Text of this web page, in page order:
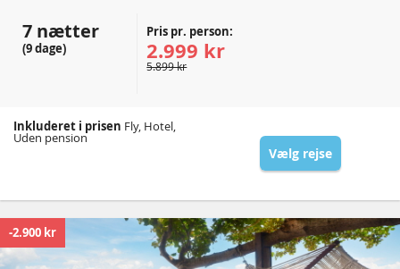
7 nætter
(9 dage)
Pris pr. person:
2.999 kr
5.899 kr
Inkluderet i prisen Fly, Hotel,
Uden pension
Vælg rejse
-2.900 kr